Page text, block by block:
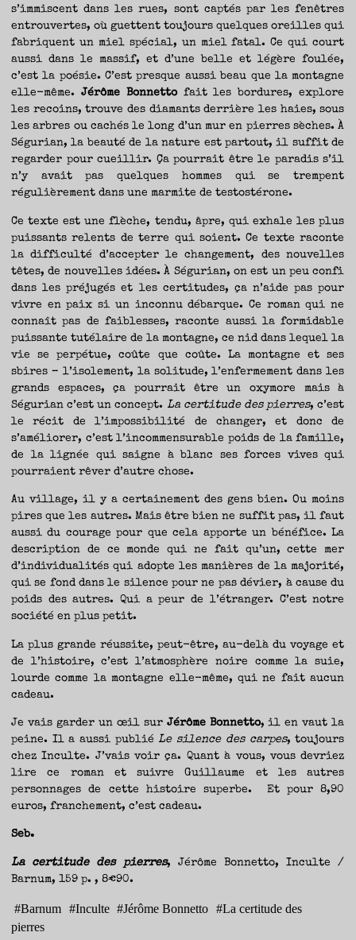
s’immiscent dans les rues, sont captés par les fenêtres
entrouvertes, où guettent toujours quelques oreilles qui
fabriquent un miel spécial, un miel fatal. Ce qui court
aussi dans le massif, et d’une belle et légère foulée,
c’est la poésie. C’est presque aussi beau que la montagne
elle-même.Jérôme Bonnetto fait les bordures, explore
les recoins, trouve des diamants derrière les haies, sous
les arbres ou cachés le long d’un mur en pierres sèches. À
Ségurian, la beauté de la nature est partout, il suffit de
regarder pour cueillir. Ça pourrait être le paradis s’il
n’y avait pas quelques hommes qui se trempent
régulièrement dans une marmite de testostérone.
Ce texte est une flèche, tendu, âpre, qui exhale les plus
puissants relents de terre qui soient. Ce texte raconte
la difficulté d’accepter le changement, des nouvelles
têtes, de nouvelles idées. À Ségurian, on est un peu confi
dans les préjugés et les certitudes, ça n’aide pas pour
vivre en paix si un inconnu débarque. Ce roman qui ne
connaît pas de faiblesses, raconte aussi la formidable
puissante tutélaire de la montagne, ce nid dans lequel la
vie se perpétue, coûte que coûte. La montagne et ses
sbires – l’isolement, la solitude, l’enfermement dans les
grands espaces, ça pourrait être un oxymore mais à
Ségurian c’est un concept. La certitude des pierres, c’est
le récit de l’impossibilité de changer, et donc de
s’améliorer, c’est l’incommensurable poids de la famille,
de la lignée qui saigne à blanc ses forces vives qui
pourraient rêver d’autre chose.
Au village, il y a certainement des gens bien. Ou moins
pires que les autres. Mais être bien ne suffit pas, il faut
aussi du courage pour que cela apporte un bénéfice. La
description de ce monde qui ne fait qu’un, cette mer
d’individualités qui adopte les manières de la majorité,
qui se fond dans le silence pour ne pas dévier, à cause du
poids des autres. Qui a peur de l’étranger. C’est notre
société en plus petit.
La plus grande réussite, peut-être, au-delà du voyage et
de l’histoire, c’est l’atmosphère noire comme la suie,
lourde comme la montagne elle-même, qui ne fait aucun
cadeau.
Je vais garder un œil sur Jérôme Bonnetto, il en vaut la
peine. Il a aussi publié Le silence des carpes, toujours
chez Inculte. J’vais voir ça. Quant à vous, vous devriez
lire ce roman et suivre Guillaume et les autres
personnages de cette histoire superbe. Et pour 8,90
euros, franchement, c’est cadeau.
Seb.
La certitude des pierres, Jérôme Bonnetto, Inculte /
Barnum, 159 p. , 8€90.
#Barnum #Inculte #Jérôme Bonnetto #La certitude des
pierres